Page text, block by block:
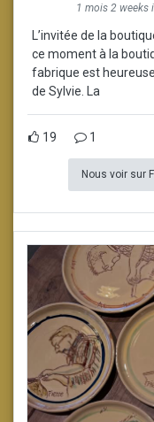
1 mois 2 weeks
L’invitée de la
ce moment à la
fabrique est
de Sylvie. La
19 1
Nous voir sur